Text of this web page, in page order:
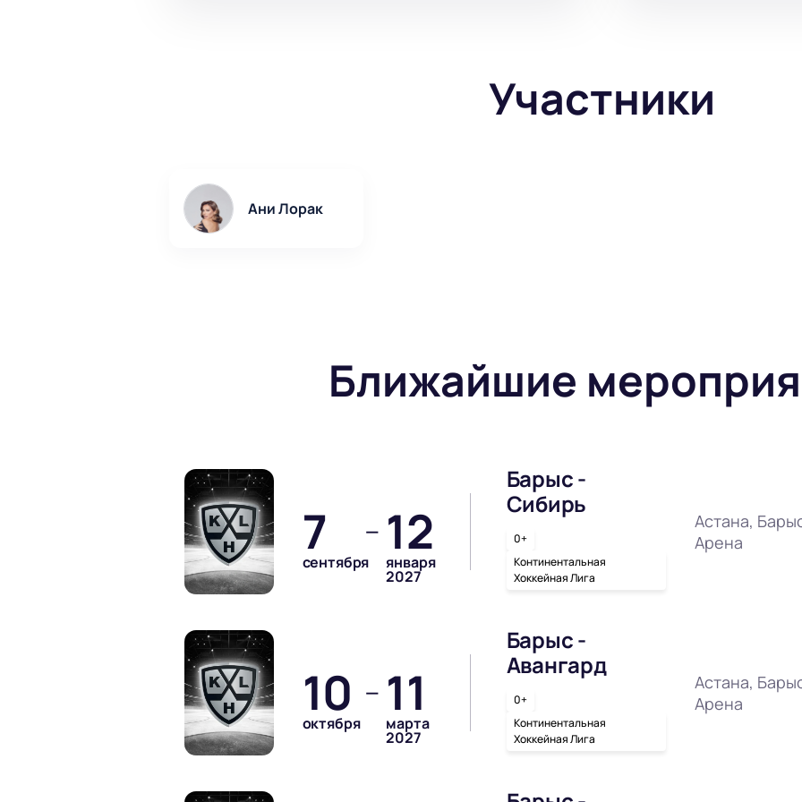
Участники
Ани Лорак
Ближайшие
7
сентября
— 12
января
2027
Барыс -
Сибирь
0+
Континентальная
Хоккейная Лига
Астана,
Арена
10
октября
— 11
марта
2027
Барыс -
Авангард
0+
Континентальная
Хоккейная Лига
Астана,
Арена